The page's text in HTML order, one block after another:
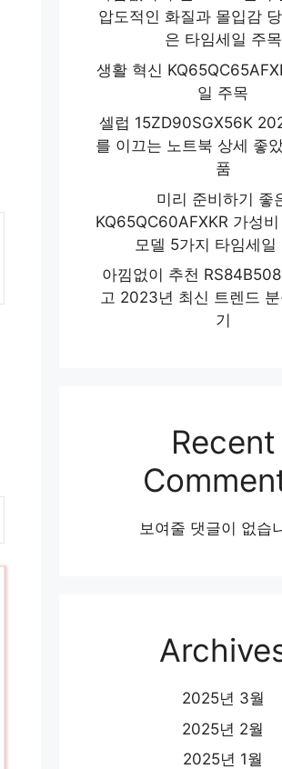
압도적인 화질과 몰입감
은 타임세일 주목
생활 혁신
일 주목
셀럽 15ZD90SGX56K
를 이끄는 노트북 상세 좋
품
미리 준비하기 좋
KQ65QC60AFXKR 가성
모델 5가지 타임세일
아낌없이 추천
고 2023년 최신 트렌드
기
Recent
보여줄 댓글이 없습
2025년 3월
2025년 2월
2025년 1월